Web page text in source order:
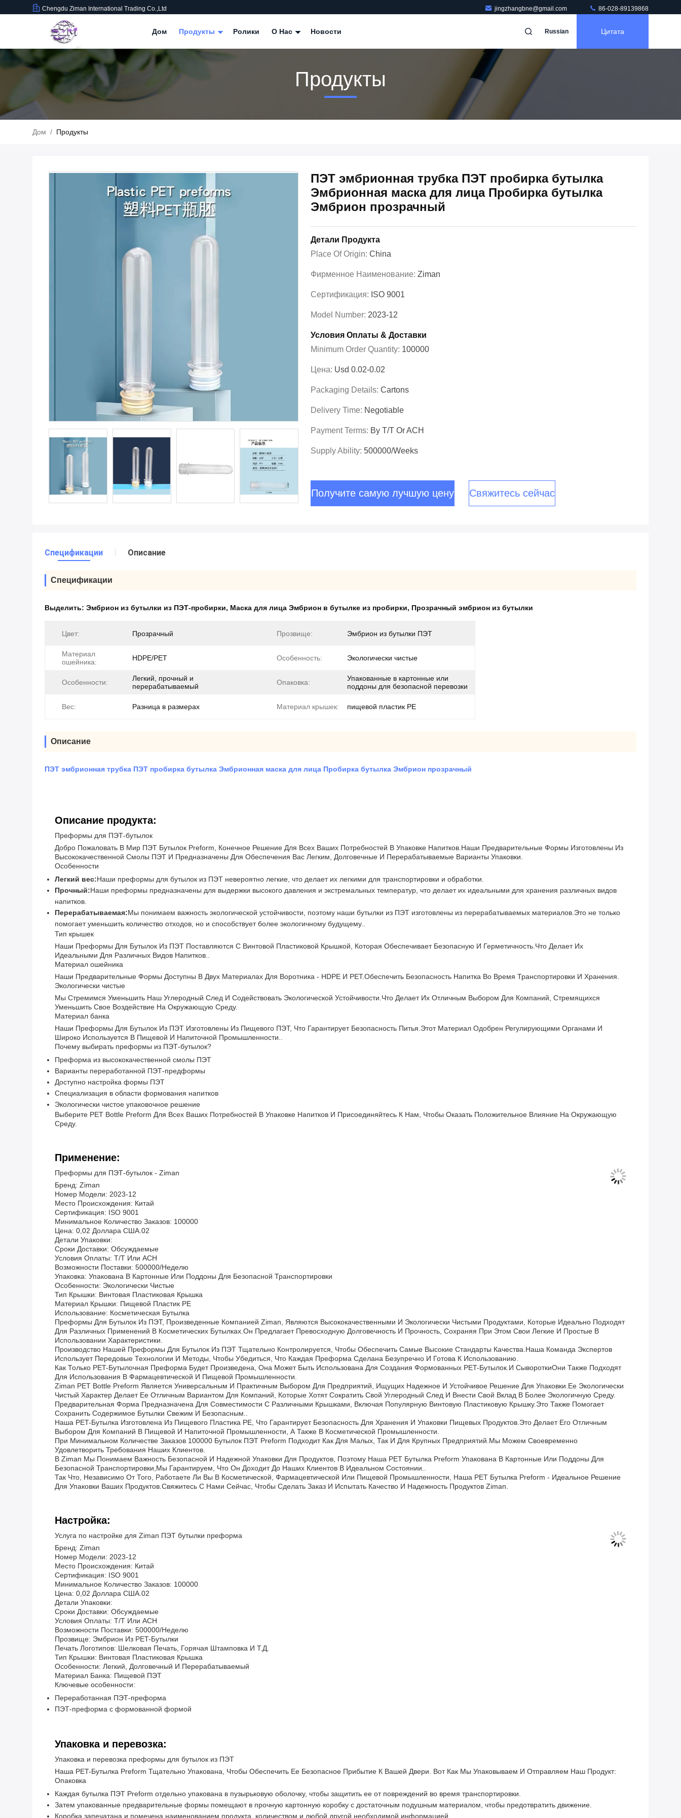
Chengdu Ziman International Trading Co.,Ltd jingzhangbne@gmail.com 86-028-89139868
Дом Продукты Ролики О Нас Новости Russian Цитата
Продукты
Дом / Продукты
ПЭТ эмбрионная трубка ПЭТ пробирка бутылка
Эмбрионная маска для лица Пробирка бутылка
Эмбрион прозрачный
Детали Продукта
Place Of Origin: China
Фирменное Наименование: Ziman
Сертификация: ISO 9001
Model Number: 2023-12
Условия Оплаты & Доставки
Minimum Order Quantity: 100000
Цена: Usd 0.02-0.02
Packaging Details: Cartons
Delivery Time: Negotiable
Payment Terms: By T/T Or ACH
Supply Ability: 500000/Weeks
Получите самую лучшую цену Свяжитесь сейчас
Спецификации Описание
Спецификации
Выделить: Эмбрион из бутылки из ПЭТ-пробирки, Маска для лица Эмбрион в бутылке из пробирки, Прозрачный эмбрион из бутылки
Цвет: Прозрачный Прозвище: Эмбрион из бутылки ПЭТ
Материал
ошейника:
HDPE/PET Особенность: Экологически чистые
Особенности:
Легкий, прочный и
перерабатываемый
Опаковка:
Упакованные в картонные или
поддоны для безопасной перевозки
Вес: Разница в размерах Материал крышек: пищевой пластик PE
Описание
ПЭТ эмбрионная трубка ПЭТ пробирка бутылка Эмбрионная маска для лица Пробирка бутылка Эмбрион прозрачный
Описание продукта:
Преформы для ПЭТ-бутылок
Добро Пожаловать В Мир ПЭТ Бутылок Preform, Конечное Решение Для Всех Ваших Потребностей В Упаковке Напитков.Наши Предварительные Формы Изготовлены Из
Высококачественной Смолы ПЭТ И Предназначены Для Обеспечения Вас Легким, Долговечные И Перерабатываемые Варианты Упаковки.
Особенности
Легкий вес:Наши преформы для бутылок из ПЭТ невероятно легкие, что делает их легкими для транспортировки и обработки.
Прочный:Наши преформы предназначены для выдержки высокого давления и экстремальных температур, что делает их идеальными для хранения различных видов
напитков.
Перерабатываемая:Мы понимаем важность экологической устойчивости, поэтому наши бутылки из ПЭТ изготовлены из перерабатываемых материалов.Это не только
помогает уменьшить количество отходов, но и способствует более экологичному будущему..
Тип крышек
Наши Преформы Для Бутылок Из ПЭТ Поставляются С Винтовой Пластиковой Крышкой, Которая Обеспечивает Безопасную И Герметичность.что Делает Их
Идеальными Для Различных Видов Напитков..
Материал ошейника
Наши Предварительные Формы Доступны В Двух Материалах Для Воротника - HDPE И PET.обеспечить Безопасность Напитка Во Время Транспортировки И Хранения.
Экологически чистые
Мы Стремимся Уменьшить Наш Углеродный След И Содействовать Экологической Устойчивости.что Делает Их Отличным Выбором Для Компаний, Стремящихся
Уменьшить Свое Воздействие На Окружающую Среду.
Материал банка
Наши Преформы Для Бутылок Из ПЭТ Изготовлены Из Пищевого ПЭТ, Что Гарантирует Безопасность Питья.Этот Материал Одобрен Регулирующими Органами И
Широко Используется В Пищевой И Напиточной Промышленности..
Почему выбирать преформы из ПЭТ-бутылок?
Преформа из высококачественной смолы ПЭТ
Варианты переработанной ПЭТ-предформы
Доступно настройка формы ПЭТ
Специализация в области формования напитков
Экологически чистое упаковочное решение
Выберите PET Bottle Preform Для Всех Ваших Потребностей В Упаковке Напитков И Присоединяйтесь К Нам, Чтобы Оказать Положительное Влияние На Окружающую
Среду.
Применение:
Преформы для ПЭТ-бутылок - Ziman
Бренд: Ziman
Номер Модели: 2023-12
Место Происхождения: Китай
Сертификация: ISO 9001
Минимальное Количество Заказов: 100000
Цена: 0,02 Доллара США.02
Детали Упаковки:
Сроки Доставки: Обсуждаемые
Условия Оплаты: T/T Или ACH
Возможности Поставки: 500000/неделю
Упаковка: Упакована В Картонные Или Поддоны Для Безопасной Транспортировки
Особенности: Экологически Чистые
Тип Крышки: Винтовая Пластиковая Крышка
Материал Крышки: Пищевой Пластик PE
Использование: Косметическая Бутылка
Преформы Для Бутылок Из ПЭТ, Произведенные Компанией Ziman, Являются Высококачественными И Экологически Чистыми Продуктами, Которые Идеально Подходят
Для Различных Применений В Косметических Бутылках.он Предлагает Превосходную Долговечность И Прочность, Сохраняя При Этом Свои Легкие И Простые В
Использовании Характеристики.
Производство Нашей Преформы Для Бутылок Из ПЭТ Тщательно Контролируется, Чтобы Обеспечить Самые Высокие Стандарты Качества.Наша Команда Экспертов
Использует Передовые Технологии И Методы, Чтобы Убедиться, Что Каждая Преформа Сделана Безупречно И Готова К Использованию.
Как Только PET-Бутылочная Преформа Будет Произведена, Она Может Быть Использована Для Создания Формованных PET-Бутылок.и СывороткиОни Также Подходят
Для Использования В Фармацевтической И Пищевой Промышленности.
Ziman PET Bottle Preform Является Универсальным И Практичным Выбором Для Предприятий, Ищущих Надежное И Устойчивое Решение Для Упаковки.Ее Экологически
Чистый Характер Делает Ее Отличным Вариантом Для Компаний, Которые Хотят Сократить Свой Углеродный След И Внести Свой Вклад В Более Экологичную Среду.
Предварительная Форма Предназначена Для Совместимости С Различными Крышками, Включая Популярную Винтовую Пластиковую Крышку.Это Также Помогает
Сохранить Содержимое Бутылки Свежим И Безопасным..
Наша PET-Бутылка Изготовлена Из Пищевого Пластика PE, Что Гарантирует Безопасность Для Хранения И Упаковки Пищевых Продуктов.Это Делает Его Отличным
Выбором Для Компаний В Пищевой И Напиточной Промышленности, А Также В Косметической Промышленности.
При Минимальном Количестве Заказов 100000 Бутылок ПЭТ Preform Подходит Как Для Малых, Так И Для Крупных Предприятий.мы Можем Своевременно
Удовлетворить Требования Наших Клиентов.
В Ziman Мы Понимаем Важность Безопасной И Надежной Упаковки Для Продуктов, Поэтому Наша PET Бутылка Preform Упакована В Картонные Или Поддоны Для
Безопасной Транспортировки,Мы Гарантируем, Что Он Доходит До Наших Клиентов В Идеальном Состоянии..
Так Что, Независимо От Того, Работаете Ли Вы В Косметической, Фармацевтической Или Пищевой Промышленности, Наша PET Бутылка Preform - Идеальное Решение
Для Упаковки Ваших Продуктов.Свяжитесь С Нами Сейчас, Чтобы Сделать Заказ И Испытать Качество И Надежность Продуктов Ziman.
Настройка:
Услуга по настройке для Ziman ПЭТ бутылки преформа
Бренд: Ziman
Номер Модели: 2023-12
Место Происхождения: Китай
Сертификация: ISO 9001
Минимальное Количество Заказов: 100000
Цена: 0,02 Доллара США.02
Детали Упаковки:
Сроки Доставки: Обсуждаемые
Условия Оплаты: T/T Или ACH
Возможности Поставки: 500000/неделю
Прозвище: Эмбрион Из PET-Бутылки
Печать Логотипов: Шелковая Печать, Горячая Штамповка И Т.д.
Тип Крышки: Винтовая Пластиковая Крышка
Особенности: Легкий, Долговечный И Перерабатываемый
Материал Банка: Пищевой ПЭТ
Ключевые особенности:
Переработанная ПЭТ-преформа
ПЭТ-преформа с формованной формой
Упаковка и перевозка:
Упаковка и перевозка преформы для бутылок из ПЭТ
Наша PET-Бутылка Preform Тщательно Упакована, Чтобы Обеспечить Ее Безопасное Прибытие К Вашей Двери. Вот Как Мы Упаковываем И Отправляем Наш Продукт:
Опаковка
Каждая бутылка ПЭТ Preform отдельно упакована в пузырьковую оболочку, чтобы защитить ее от повреждений во время транспортировки.
Затем упакованные предварительные формы помещают в прочную картонную коробку с достаточным подушным материалом, чтобы предотвратить движение.
Коробка запечатана и помечена наименованием продукта, количеством и любой другой необходимой информацией.